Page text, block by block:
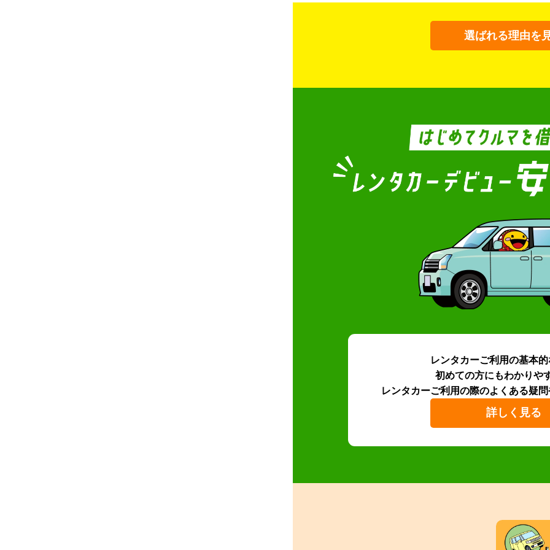
選ばれる理由を
レンタカーご利用の基本
初めての方にもわかりや
レンタカーご利用の際のよくある疑問
詳しく見る